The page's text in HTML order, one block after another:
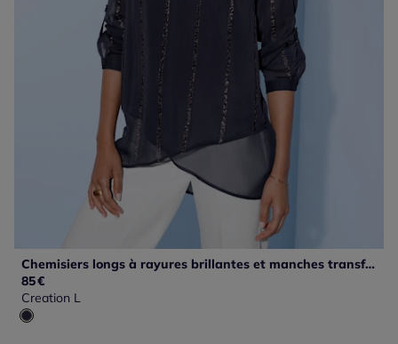
Chemisiers longs à rayures brillantes et manches transformables
85€
Creation L